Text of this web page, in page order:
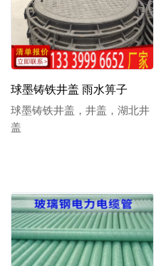
球墨铸铁井盖 雨水箅子
球墨铸铁井盖，井盖，湖北井
盖